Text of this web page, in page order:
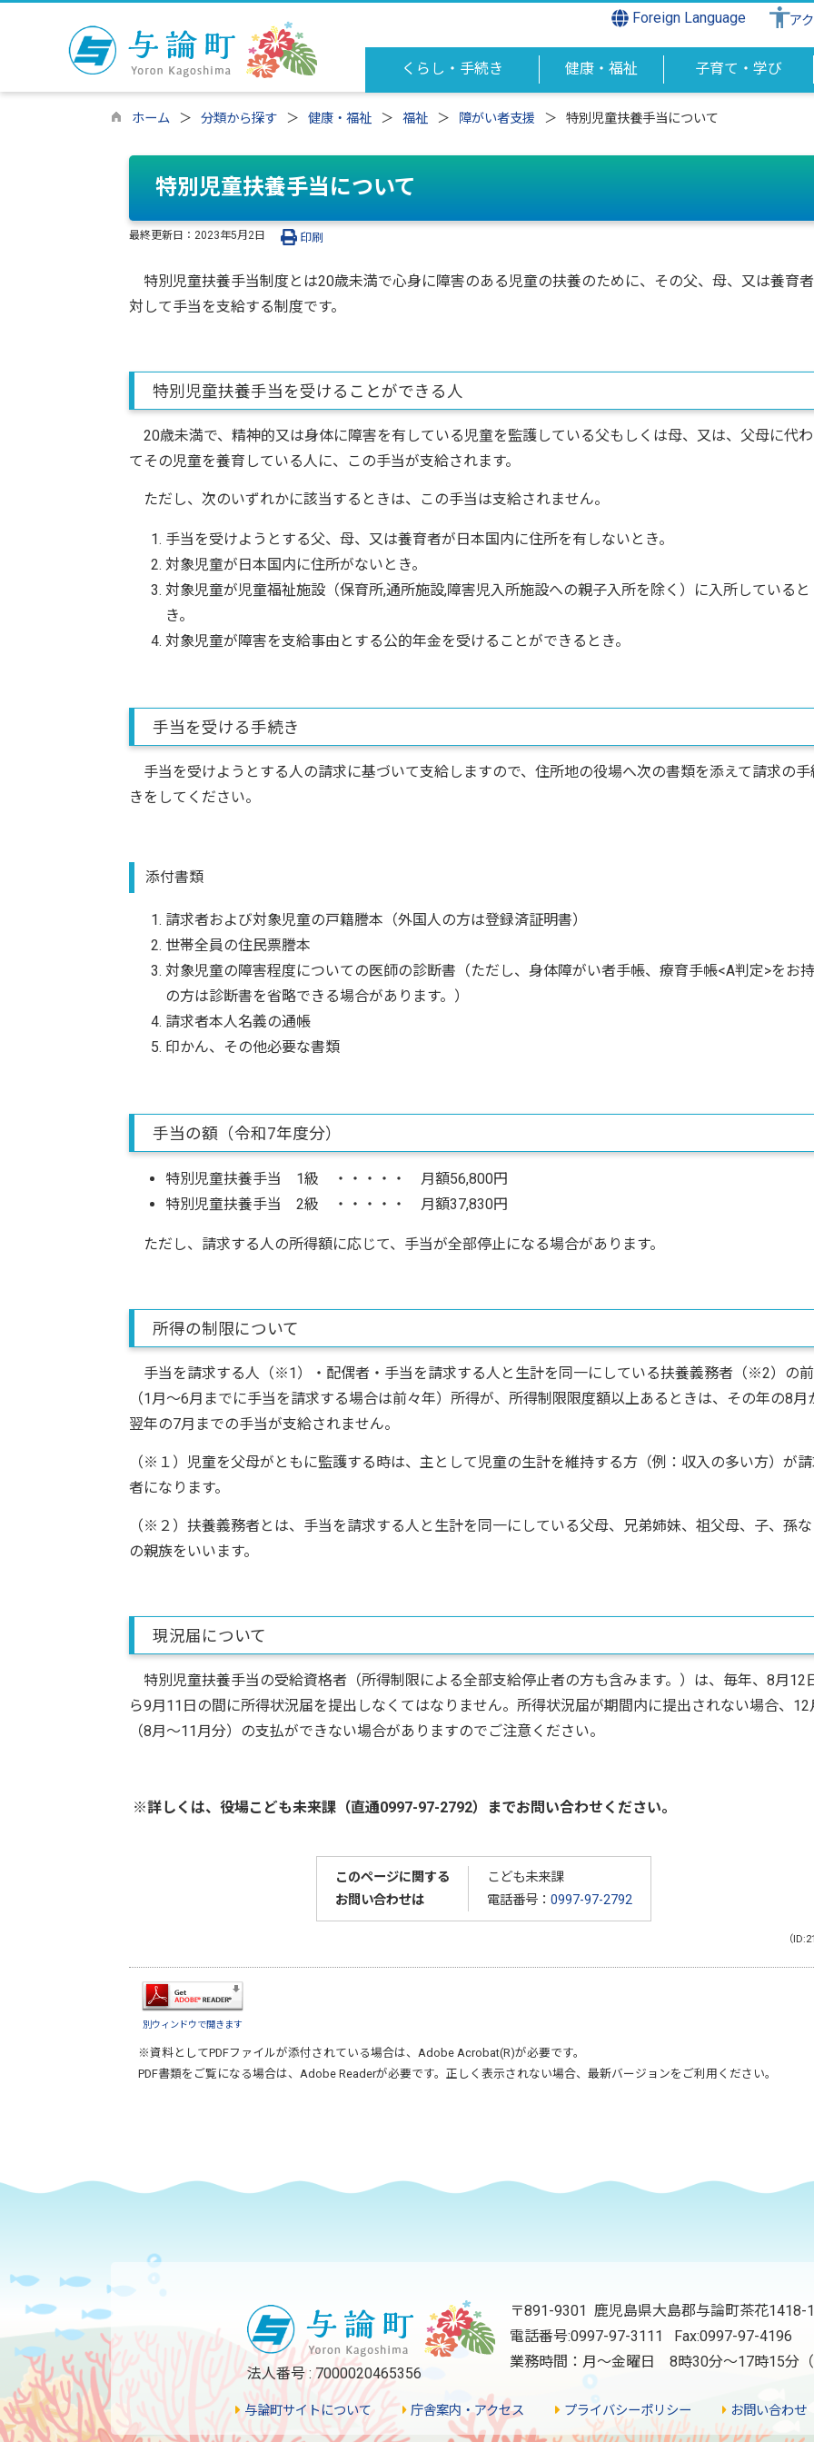
Foreign Language ア
くらし・手続き 健康・福祉 子育て・学び
ホーム 分類から探す 健康・福祉 福祉 障がい者支援 特別児童扶養手当について
特別児童扶養手当について
最終更新日： 2023年5月2日 印刷
特別児童扶養手当制度とは20歳未満で心身に障害のある児童の扶養のために、その父、母、又は養育
対して手当を支給する制度です。
特別児童扶養手当を受けることができる人
20歳未満で、精神的又は身体に障害を有している児童を監護している父もしくは母、又は、父母に代
てその児童を養育している人に、この手当が支給されます。
ただし、次のいずれかに該当するときは、この手当は支給されません。
手当を受けようとする父、母、又は養育者が日本国内に住所を有しないとき。
対象児童が日本国内に住所がないとき。
対象児童が児童福祉施設（保育所,通所施設,障害児入所施設への親子入所を除く）に入所していると
き。
対象児童が障害を支給事由とする公的年金を受けることができるとき。
手当を受ける手続き
手当を受けようとする人の請求に基づいて支給しますので、住所地の役場へ次の書類を添えて請求の手
きをしてください。
添付書類
請求者および対象児童の戸籍謄本（外国人の方は登録済証明書）
世帯全員の住民票謄本
対象児童の障害程度についての医師の診断書（ただし、身体障がい者手帳、療育手帳<A判定>をお
の方は診断書を省略できる場合があります。）
請求者本人名義の通帳
印かん、その他必要な書類
手当の額（令和7年度分）
特別児童扶養手当 1級 ・・・・・ 月額56,800円
特別児童扶養手当 2級 ・・・・・ 月額37,830円
ただし、請求する人の所得額に応じて、手当が全部停止になる場合があります。
所得の制限について
手当を請求する人（※1）・配偶者・手当を請求する人と生計を同一にしている扶養義務者（※2）の
（1月～6月までに手当を請求する場合は前々年）所得が、所得制限限度額以上あるときは、その年の8月
翌年の7月までの手当が支給されません。
（※１）児童を父母がともに監護する時は、主として児童の生計を維持する方（例：収入の多い方）が
者になります。
（※２）扶養義務者とは、手当を請求する人と生計を同一にしている父母、兄弟姉妹、祖父母、子、孫
の親族をいいます。
現況届について
特別児童扶養手当の受給資格者（所得制限による全部支給停止者の方も含みます。）は、毎年、8月12
ら9月11日の間に所得状況届を提出しなくてはなりません。所得状況届が期間内に提出されない場合、12
（8月～11月分）の支払ができない場合がありますのでご注意ください。
※詳しくは、役場こども未来課（直通0997-97-2792）までお問い合わせください。
このページに関する
お問い合わせは
こども未来課
電話番号： 0997-97-2792
（
別ウィンドウで開きます
※資料としてPDFファイルが添付されている場合は、 Adobe Acrobat(R)が必要です。
PDF書類をご覧になる場合は、 Adobe Readerが必要です。正しく表示されない場合、最新バージョンをご利用ください。
法人番号 : 7000020465356
〒891-9301 鹿児島県大島郡与論町茶花
電話番号:0997-97-3111
Fax:0997-97-4196
業務時間：月～金曜日 8時30分～17時15分
与論町サイトについて 庁舎案内・アクセス プライバシーポリシー お問い合わせ